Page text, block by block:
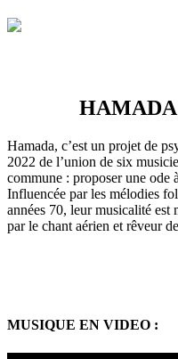
HAMADA
Hamada, c’est un projet de
2022 de l’union de six
commune : proposer une ode
Influencée par les mélodies
années 70, leur musicalité est
par le chant aérien et rêveur
MUSIQUE EN VIDEO :